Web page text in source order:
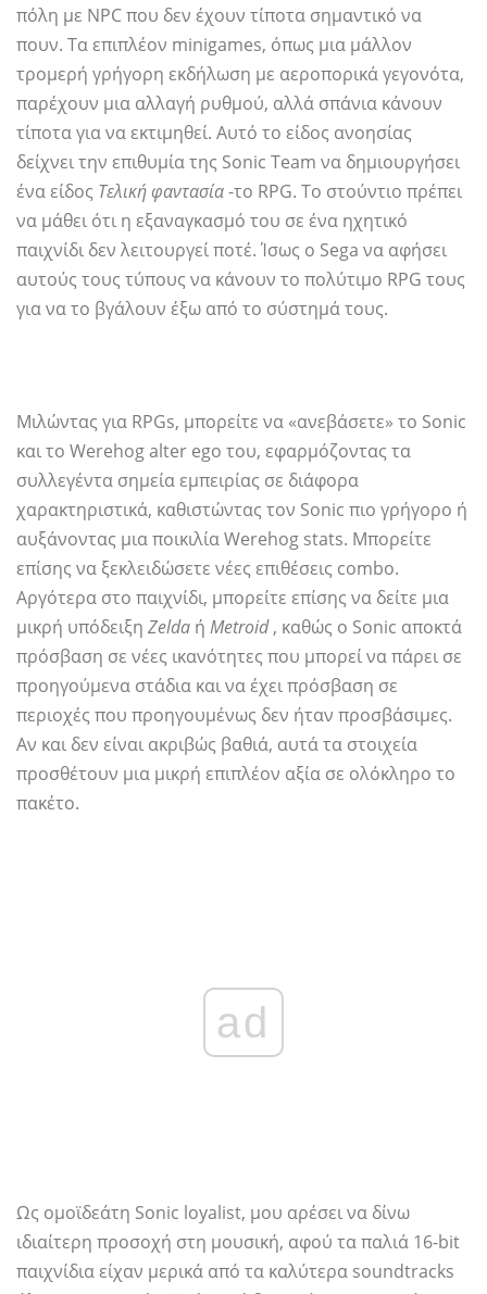
πόλη με NPC που δεν έχουν τίποτα σημαντικό να
πουν. Τα επιπλέον minigames, όπως μια μάλλον
τρομερή γρήγορη εκδήλωση με αεροπορικά γεγονότα,
παρέχουν μια αλλαγή ρυθμού, αλλά σπάνια κάνουν
τίποτα για να εκτιμηθεί. Αυτό το είδος ανοησίας
δείχνει την επιθυμία της Sonic Team να δημιουργήσει
ένα είδος Τελική φαντασία-το RPG. Το στούντιο πρέπει
να μάθει ότι η εξαναγκασμό του σε ένα ηχητικό
παιχνίδι δεν λειτουργεί ποτέ. Ίσως ο Sega να αφήσει
αυτούς τους τύπους να κάνουν το πολύτιμο RPG τους
για να το βγάλουν έξω από το σύστημά τους.
Μιλώντας για RPGs, μπορείτε να «ανεβάσετε» το Sonic
και το Werehog alter ego του, εφαρμόζοντας τα
συλλεγέντα σημεία εμπειρίας σε διάφορα
χαρακτηριστικά, καθιστώντας τον Sonic πιο γρήγορο ή
αυξάνοντας μια ποικιλία Werehog stats. Μπορείτε
επίσης να ξεκλειδώσετε νέες επιθέσεις combo.
Αργότερα στο παιχνίδι, μπορείτε επίσης να δείτε μια
μικρή υπόδειξη Zelda ή Metroid, καθώς ο Sonic αποκτά
πρόσβαση σε νέες ικανότητες που μπορεί να πάρει σε
προηγούμενα στάδια και να έχει πρόσβαση σε
περιοχές που προηγουμένως δεν ήταν προσβάσιμες.
Αν και δεν είναι ακριβώς βαθιά, αυτά τα στοιχεία
προσθέτουν μια μικρή επιπλέον αξία σε ολόκληρο το
πακέτο.
ad
Ως ομοϊδεάτη Sonic loyalist, μου αρέσει να δίνω
ιδιαίτερη προσοχή στη μουσική, αφού τα παλιά 16-bit
παιχνίδια είχαν μερικά από τα καλύτερα soundtracks